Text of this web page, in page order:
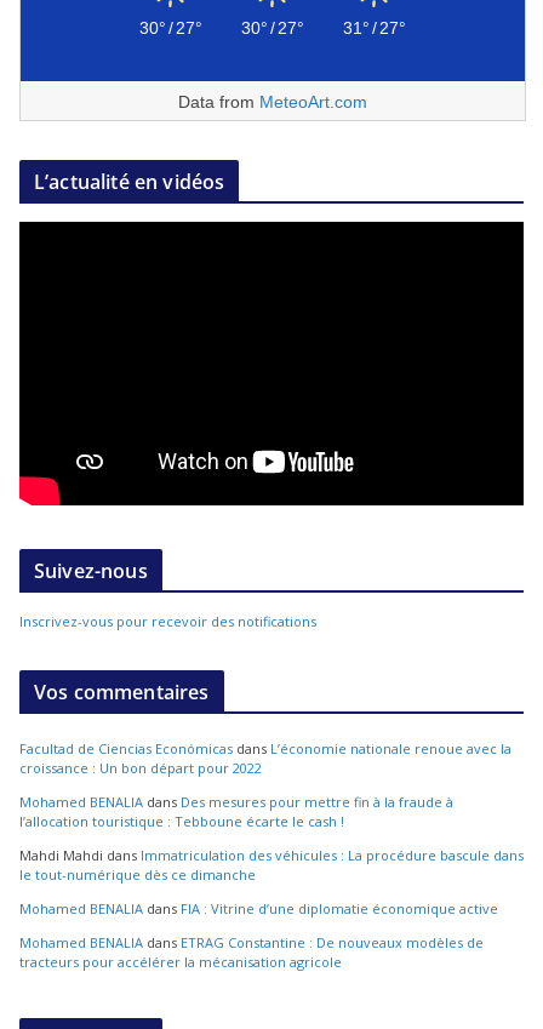
30°/27° 30°/27° 31°/27°
Data from MeteoArt.com
L’actualité en vidéos
Suivez-nous
Inscrivez-vous pour recevoir des notifications
Vos commentaires
Facultad de Ciencias Económicas dans L’économie nationale renoue avec la
croissance : Un bon départ pour 2022
Mohamed BENALIA dans Des mesures pour mettre fin à la fraude à
l’allocation touristique : Tebboune écarte le cash !
Mahdi Mahdi dans Immatriculation des véhicules : La procédure bascule dans
le tout-numérique dès ce dimanche
Mohamed BENALIA dans FIA : Vitrine d’une diplomatie économique active
Mohamed BENALIA dans ETRAG Constantine : De nouveaux modèles de
tracteurs pour accélérer la mécanisation agricole